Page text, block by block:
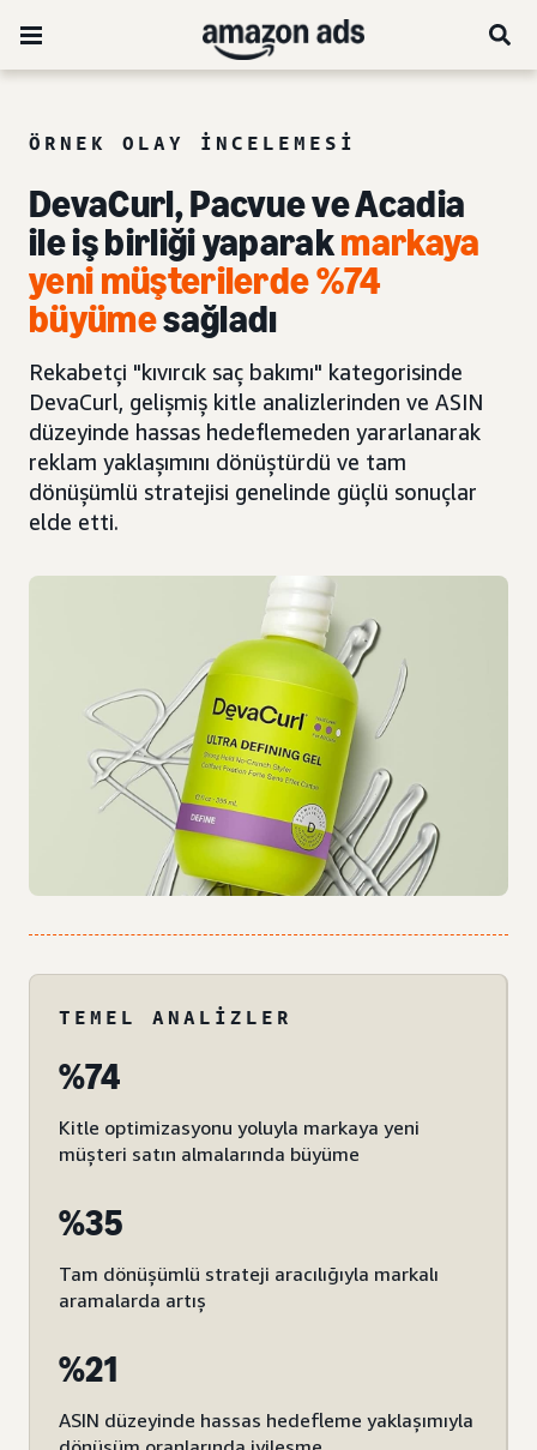
ÖRNEK OLAY INCELEMESI
DevaCurl, Pacvue ve Acadia
ile iş birliği yaparakmarkaya
yeni müşterilerde %74
büyümesağladı
Rekabetçi "kıvırcık saç bakımı" kategorisinde
DevaCurl, gelişmiş kitle analizlerinden ve ASIN
düzeyinde hassas hedeflemeden yararlanarak
reklam yaklaşımını dönüştürdü ve tam
dönüşümlü stratejisi genelinde güçlü sonuçlar
elde etti.
TEMEL ANALIZLER
%74
Kitle optimizasyonu yoluyla markaya yeni
müşteri satın almalarında büyüme
%35
Tam dönüşümlü strateji aracılığıyla markalı
aramalarda artış
%21
ASIN düzeyinde hassas hedefleme yaklaşımıyla